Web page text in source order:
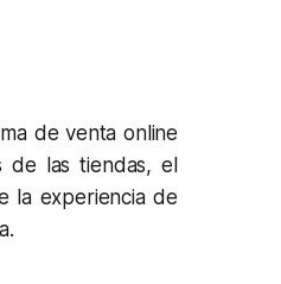
de venta online
de las tiendas, el
la experiencia de